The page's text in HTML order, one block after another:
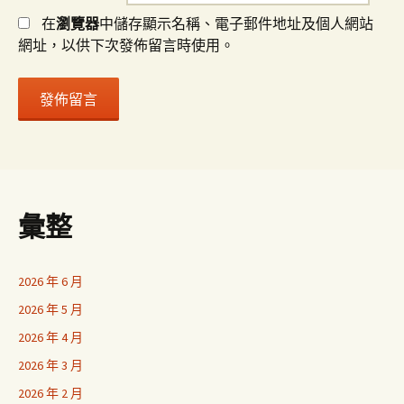
在瀏覽器中儲存顯示名稱、電子郵件地址及個人網站
網址，以供下次發佈留言時使用。
彙整
2026 年 6 月
2026 年 5 月
2026 年 4 月
2026 年 3 月
2026 年 2 月